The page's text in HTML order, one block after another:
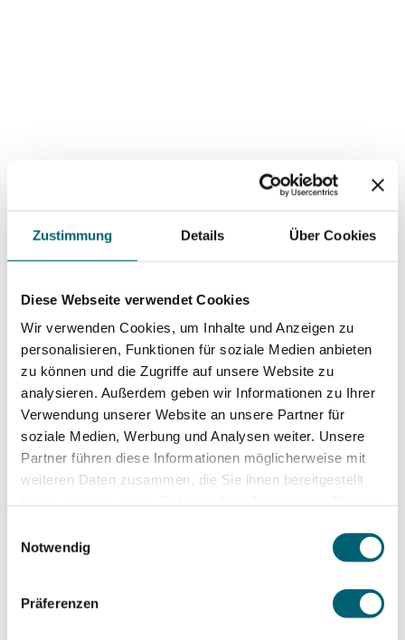
Zustimmung Details Über Cookies
Diese Webseite verwendet Cookies
Wir verwenden Cookies, um Inhalte und Anzeigen zu
personalisieren, Funktionen für soziale Medien anbieten
zu können und die Zugriffe auf unsere Website zu
analysieren. Außerdem geben wir Informationen zu Ihrer
Verwendung unserer Website an unsere Partner für
soziale Medien, Werbung und Analysen weiter. Unsere
Partner führen diese Informationen möglicherweise mit
weiteren Daten zusammen, die Sie ihnen bereitgestellt
Notwendig
Präferenzen
Prävention & Coaching
Davos Sports & Health & Merian Iselin Klinik
Sicher zurück zu Sport und
Bewegung
Postoperatives Programm
In Kooperation mit Davos Sports & Health
Nach einer schwierigen Operation sind viele Patient*innen
verunsichert und haben Mühe, sportliche Aktivitäten aufzunehmen.
Aber auch mit einem künstlichen Gelenk ist Bewegung das A und O
für ein gesundes Leben, eine gute Lebensqualität und eine lange
Mit regelmässiger Bewegung können Stürze und deren Folgen
vermieden werden und der Knochen rund um das künstliche Gelenk
Körper gefestigt und ein sicherer Wiedereinstieg in sportliche